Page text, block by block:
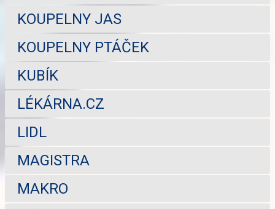
KOUPELNY JAS
KOUPELNY PTÁČEK
KUBÍK
LÉKÁRNA.CZ
LIDL
MAGISTRA
MAKRO